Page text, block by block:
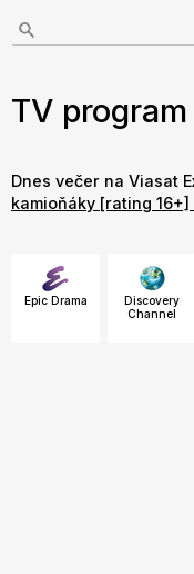
TV
Dnes večer na Viasat
kamioňáky [rating 16+]
Epic Drama
Discovery
Channel